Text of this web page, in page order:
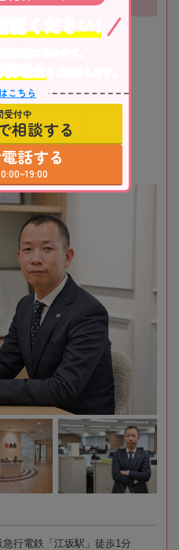
阪
無料
オンライン相談可
行電鉄「江坂駅」徒歩1分
続資産に合わせて、
理士
をご紹介します。
こちら
受付中
相談する
話する